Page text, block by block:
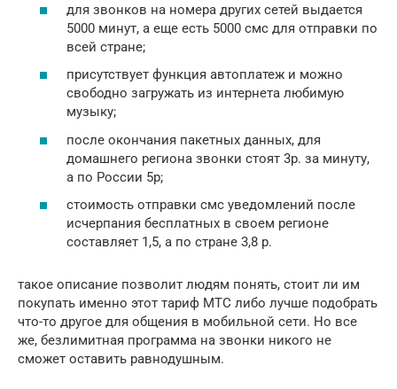
для звонков на номера других сетей выдается
5000 минут, а еще есть 5000 смс для отправки по
всей стране;
присутствует функция автоплатеж и можно
свободно загружать из интернета любимую
музыку;
после окончания пакетных данных, для
домашнего региона звонки стоят 3р. за минуту,
а по России 5р;
стоимость отправки смс уведомлений после
исчерпания бесплатных в своем регионе
составляет 1,5, а по стране 3,8 р.
такое описание позволит людям понять, стоит ли им
покупать именно этот тариф МТС либо лучше подобрать
что-то другое для общения в мобильной сети. Но все
же, безлимитная программа на звонки никого не
сможет оставить равнодушным.